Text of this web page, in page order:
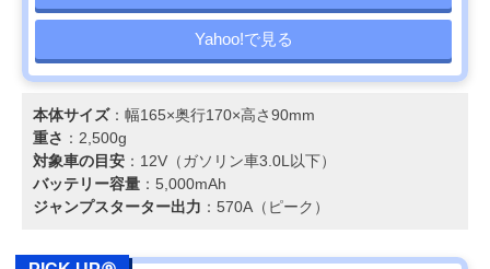
Yahoo!で見る
本体サイズ：幅165×奥行170×高さ90mm
重さ ：2,500g
対象車の目安 ：12V（ガソリン車3.0L以下）
バッテリー容量 ：5,000mAh
ジャンプスターター出力 ：570A（ピーク）